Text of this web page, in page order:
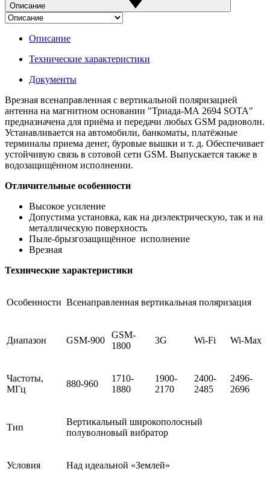
Описание
Описание
Технические характеристики
Документы
Врезная всенаправленная с вертикальной поляризацией
антенна на магнитном основании "Триада-МА 2694 SOTA"
предназначена для приёма и передачи любых GSM радиоволн.
Устанавливается на автомобили, банкоматы, платёжные
терминалы приема денег, буровые вышки и т. д. Обеспечивает
устойчивую связь в сотовой сети GSM. Выпускается также в
водозащищённом исполнении.
Отличительные особенности
Высокое усиление
Допустима установка, как на диэлектри­ческую, так и на
металлическую поверхность
Пыле-брызгозащищённое исполнение
Врезная
Технические характеристики
Особенности Всенаправленная вертикальная поляризация
Диапазон GSM-900
GSM-
1800
3G Wi-Fi Wi-Max
Частоты,
МГц
880-960
1710-
1880
1900-
2170
2400-
2485
2496-
2696
Тип
Вертикальный широкополосный
полуволновый вибратор
Условия Над идеальной «Землей»